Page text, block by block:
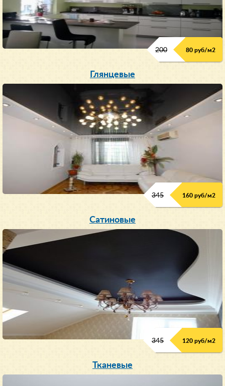
200 80 руб/м2
Глянцевые
345 160 руб/м2
Сатиновые
345 120 руб/м2
Тканевые